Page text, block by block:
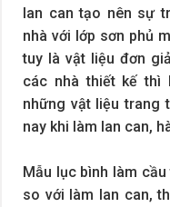
lan can tạo nên sự
nhà với lớp sơn phủ
tuy là vật liệu đơn
các nhà thiết kế thì
những vật liệu trang
nay khi làm lan can,
Mẫu lục bình làm
so với làm lan can,